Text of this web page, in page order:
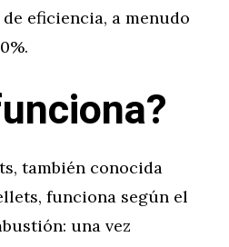
eficiencia, a menudo
también conocida
funciona según el
una vez